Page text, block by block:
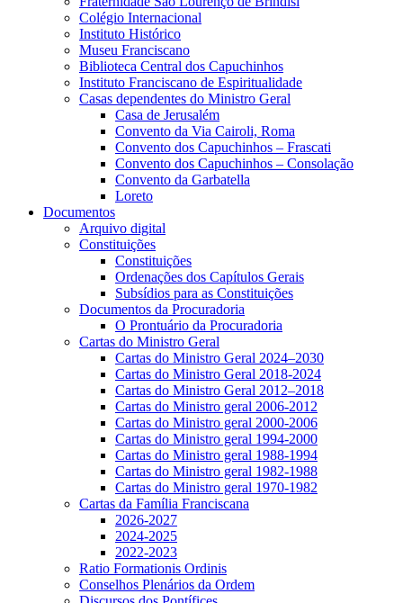
Colégio Internacional
Instituto Histórico
Museu Franciscano
Biblioteca Central dos Capuchinhos
Instituto Franciscano de Espiritualidade
Casas dependentes do Ministro Geral
Casa de Jerusalém
Convento da Via Cairoli, Roma
Convento dos Capuchinhos – Frascati
Convento dos Capuchinhos – Consolação
Convento da Garbatella
Loreto
Documentos
Arquivo digital
Constituições
Constituições
Ordenações dos Capítulos Gerais
Subsídios para as Constituições
Documentos da Procuradoria
O Prontuário da Procuradoria
Cartas do Ministro Geral
Cartas do Ministro Geral 2024–2030
Cartas do Ministro Geral 2018-2024
Cartas do Ministro Geral 2012–2018
Cartas do Ministro geral 2006-2012
Cartas do Ministro geral 2000-2006
Cartas do Ministro geral 1994-2000
Cartas do Ministro geral 1988-1994
Cartas do Ministro geral 1982-1988
Cartas do Ministro geral 1970-1982
Cartas da Família Franciscana
2026-2027
2024-2025
2022-2023
Ratio Formationis Ordinis
Conselhos Plenários da Ordem